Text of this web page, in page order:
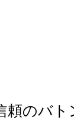
頼のバ